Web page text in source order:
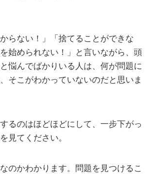
からない！」「捨てることができな
始められない！」と言いながら、頭
悩んでばかりいる人は、何が問題に
そこがわかっていないのだと思いま
るのはほどほどにして、一步下がっ
見てください。
のかわかります。問題を見つけるこ